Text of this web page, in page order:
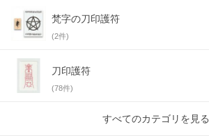
梵字の刀印護符
(2件)
刀印護符
(78件)
すべてのカテゴリを見る